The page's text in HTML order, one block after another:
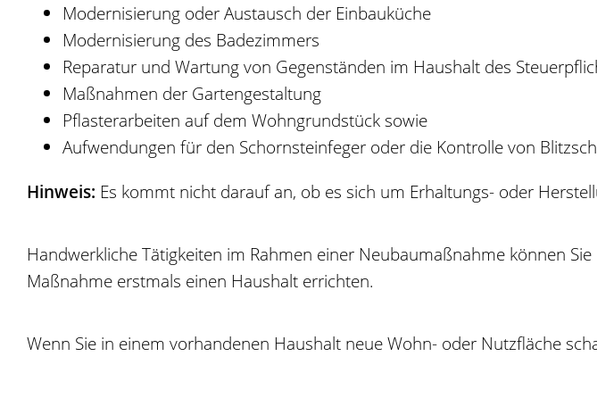
Modernisierung oder Austausch der Einbauküche
Modernisierung des Badezimmers
Reparatur und Wartung von Gegenständen im Haushalt des
Maßnahmen der Gartengestaltung
Pflasterarbeiten auf dem Wohngrundstück sowie
Aufwendungen für den Schornsteinfeger oder die Kontrolle von
Hinweis: Es kommt nicht darauf an, ob es sich um Erhaltungs- oder
Handwerkliche Tätigkeiten im Rahmen einer Neubaumaßnahme können
Maßnahme erstmals einen Haushalt errichten.
Wenn Sie in einem vorhandenen Haushalt neueWohn- oder Nutzfläche